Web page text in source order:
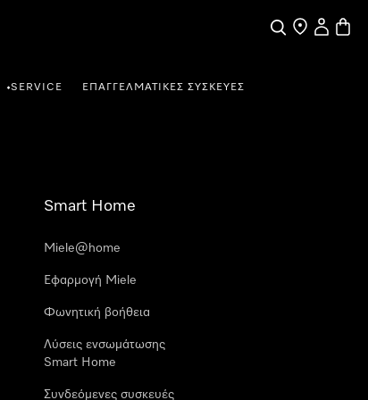
Αναζήτηση
Εύρεση
Ο
•SERVICE ΕΠΑΓΓΕΛΜΑΤΙΚΈΣ ΣΥΣΚΕΥΈΣ
Smart Home
Miele@home
Εφαρμογή Miele
Φωνητική βοήθεια
Λύσεις ενσωμάτωσης
Smart Home
Συνδεόμενες συσκευές